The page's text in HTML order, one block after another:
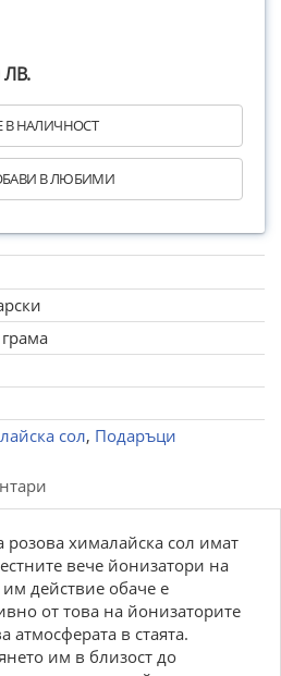
ЛВ.
В НАЛИЧНОСТ
В ЛЮБИМИ
сол, Подаръци
розова хималайска сол имат
вече йонизатори на
им действие обаче е
от това на йонизаторите
атмосферата в стаята.
им в близост до